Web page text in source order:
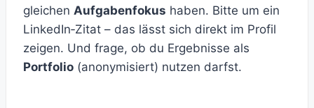
gleichen Aufgabenfokus haben. Bitte um ein
LinkedIn‑Zitat – das lässt sich direkt im Profil
zeigen. Und frage, ob du Ergebnisse als
Portfolio (anonymisiert) nutzen darfst.